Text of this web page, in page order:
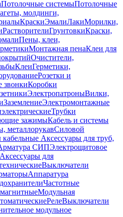
Потолочные системыПотолочные
молдинги,
КраскиЭмалиЛакиМорилки,
РастворителиГрунтовкиКраски,
Пены, клеи,
Монтажная пенаКлеи для
Очистители,
КлеиГерметики,
Розетки и
звонкиКоробки
ЭлектропатроныВилки,
ЗаземлениеЭлектромонтажные
Трубки
зажимыКабель и системы
металлорукавСиловой
кабельные Аксессуары для труб,
СИПЭлектрощитовое
Аксессуары для
Выключатели
Аппаратура
Частотные
Модульная
РелеВыключатели
модульное